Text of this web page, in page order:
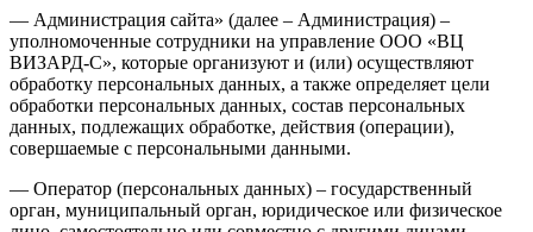
— Администрация сайта» (далее – Администрация) –
уполномоченные сотрудники на управление ООО «ВЦ
ВИЗАРД-С», которые организуют и (или) осуществляют
обработку персональных данных, а также определяет цели
обработки персональных данных, состав персональных
данных, подлежащих обработке, действия (операции),
совершаемые с персональными данными.
— Оператор (персональных данных) – государственный
орган, муниципальный орган, юридическое или физическое